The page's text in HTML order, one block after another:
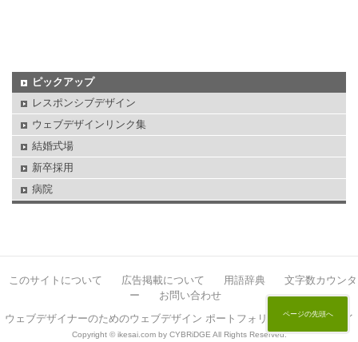
ピックアップ
レスポンシブデザイン
ウェブデザインリンク集
結婚式場
新卒採用
病院
ページの先頭へ
このサイトについて 広告掲載について 用語辞典
文字数カウンタ
ー
お問い合わせ
ウェブデザイナーのためのウェブデザイン ポートフォリオサイト イケサイ
Copyright © ikesai.com by CYBRiDGE All Rights Reserved.